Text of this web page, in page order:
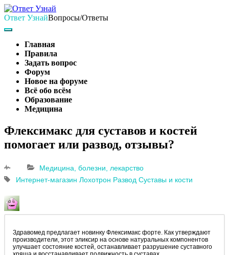
Skip
to
content
Ответ УзнайВопросы/Ответы
Search
Main
Navigation
Главная
Правила
Задать вопрос
Форум
Новое на форуме
Всё обо всём
Образование
Медицина
Search
Флексимакс для суставов и костей
помогает или развод, отзывы?
Медицина, болезни, лекарство
Интернет-магазин Лохотрон Развод Суставы и кости
Здравомед предлагает новинку Флексимакс форте. Как утверждают
производители, этот эликсир на основе натуральных компонентов
улучшает состояние костей, останавливает разрушение суставного